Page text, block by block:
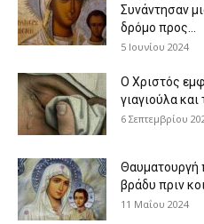
Συνάντησαν
δρόμο προς...
5 Ιουνίου 2024
Ο Χριστός
γιαγιούλα και
6 Σεπτεμβρίου
Θαυματουργή
βράδυ πριν
11 Μαΐου 2024